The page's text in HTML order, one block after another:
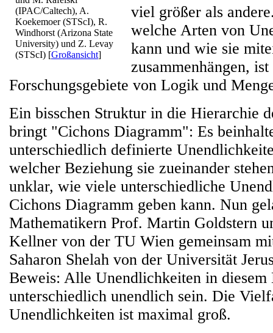
(IPAC/Caltech), A.
Koekemoer (STScI), R.
Windhorst (Arizona State
University) und Z. Levay
(STScI) [Großansicht]
viel größer als
welche Arten von
kann und wie sie
zusammenhängen,
Forschungsgebiete von Logik und
Ein bisschen Struktur in die Hierarchie
bringt "Cichons Diagramm": Es
unterschiedlich definierte
welcher Beziehung sie zueinander
unklar, wie viele unterschiedliche
Cichons Diagramm geben kann. Nun
Mathematikern Prof. Martin Goldstern
Kellner von der TU Wien gemeinsam
Saharon Shelah von der Universität
Beweis: Alle Unendlichkeiten in diesem
unterschiedlich unendlich sein. Die
Unendlichkeiten ist maximal groß.